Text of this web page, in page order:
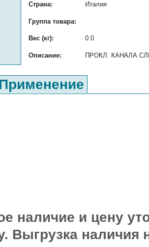
Страна: Италия
Группа товара:
Вес (кг): 0.0
Описание: ПРОКЛ. КАНАЛА
наличие и цену
Выгрузка наличия